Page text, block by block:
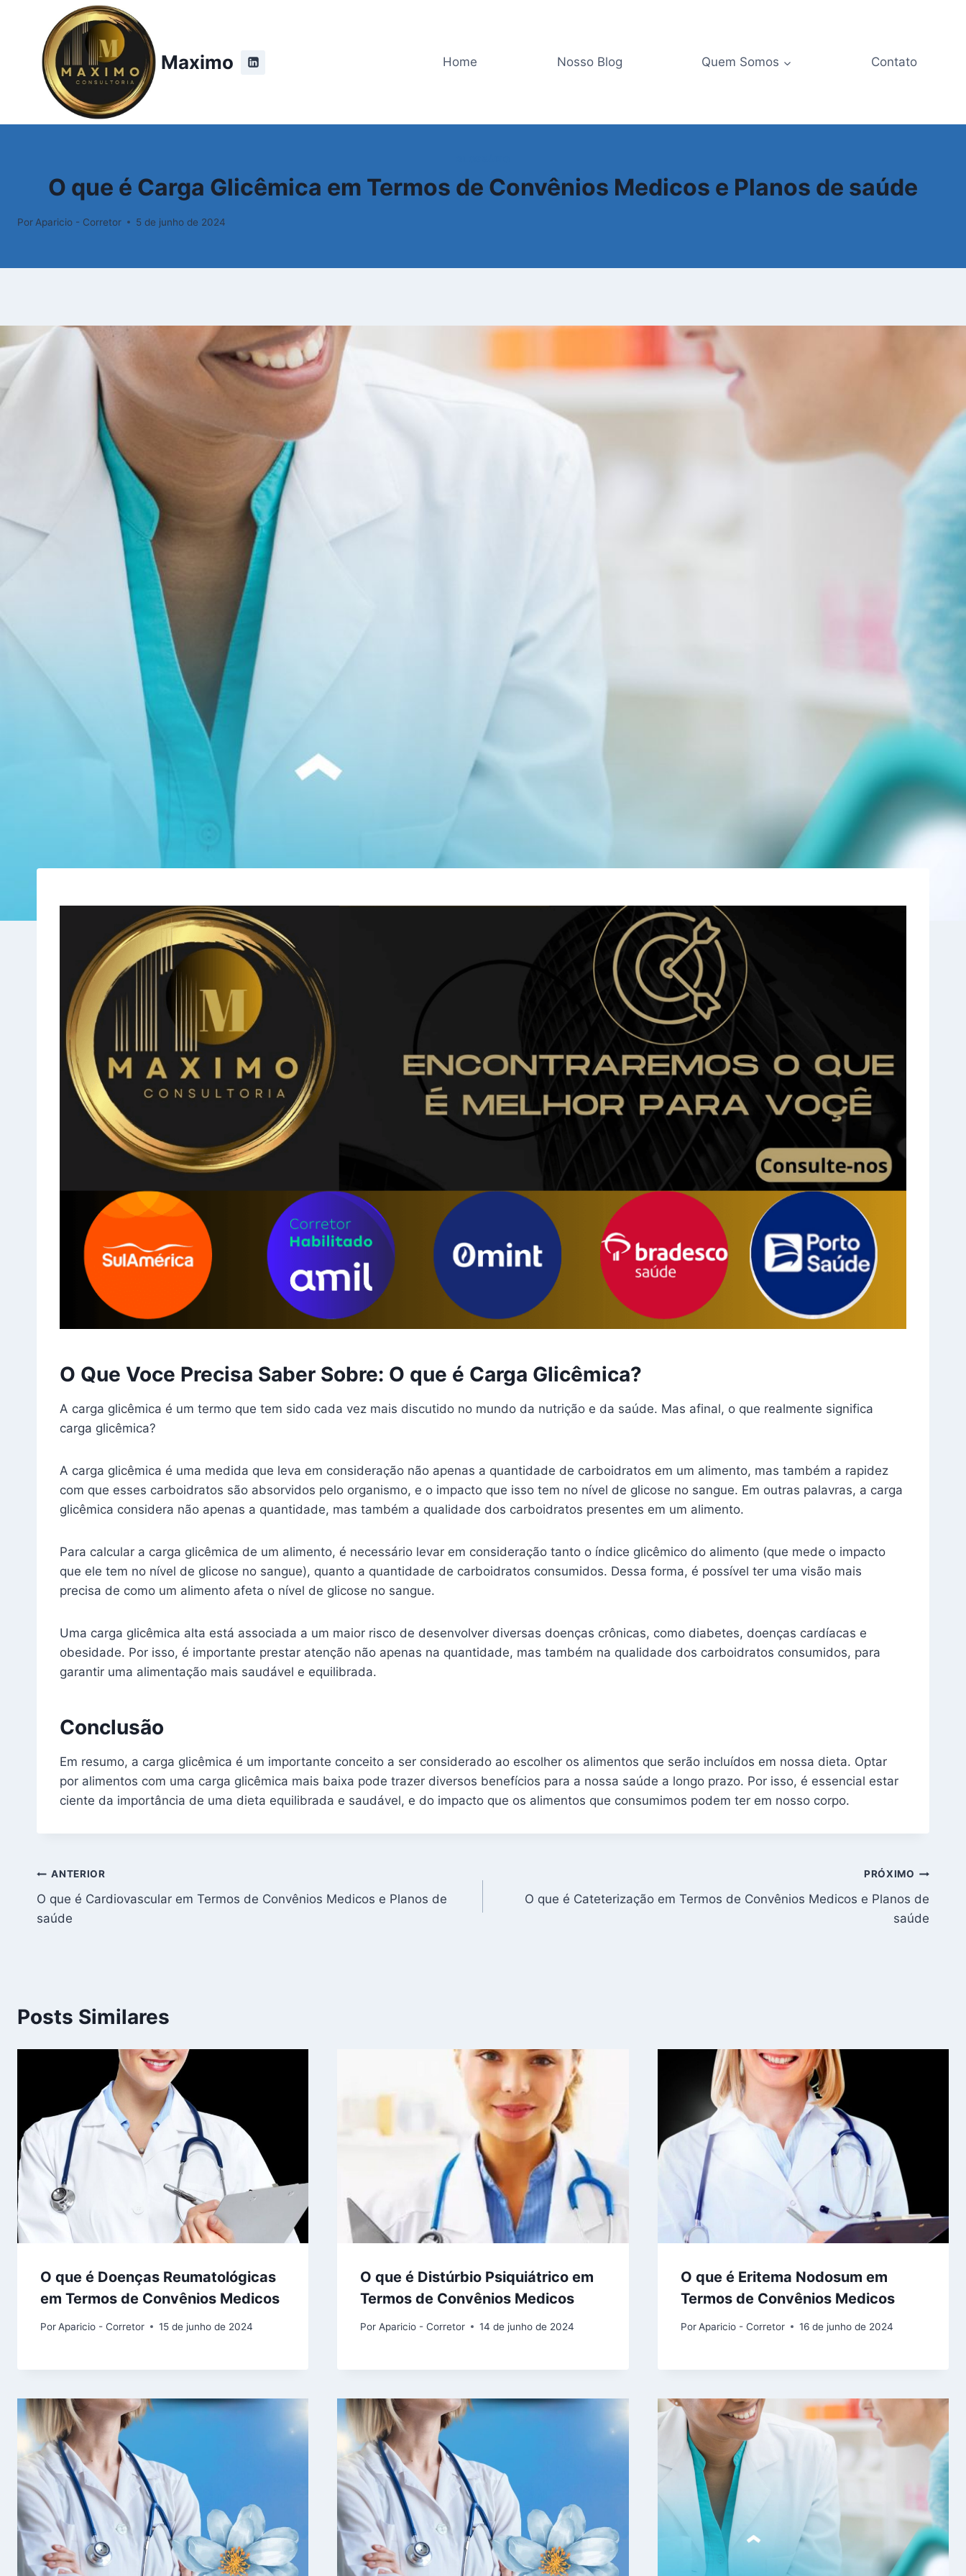
Conteúdo
Maximo Home Nosso Blog Quem Somos Contato
O que é Carga Glicêmica em Termos de Convênios Medicos e Planos de saúde
Por Aparicio - Corretor 5 de junho de 2024
O Que Voce Precisa Saber Sobre: O que é Carga Glicêmica?
A carga glicêmica é um termo que tem sido cada vez mais discutido no mundo da nutrição e da saúde. Mas afinal, o que realmente significa
carga glicêmica?
A carga glicêmica é uma medida que leva em consideração não apenas a quantidade de carboidratos em um alimento, mas também a rapidez
com que esses carboidratos são absorvidos pelo organismo, e o impacto que isso tem no nível de glicose no sangue. Em outras palavras, a carga
glicêmica considera não apenas a quantidade, mas também a qualidade dos carboidratos presentes em um alimento.
Para calcular a carga glicêmica de um alimento, é necessário levar em consideração tanto o índice glicêmico do alimento (que mede o impacto
que ele tem no nível de glicose no sangue), quanto a quantidade de carboidratos consumidos. Dessa forma, é possível ter uma visão mais
precisa de como um alimento afeta o nível de glicose no sangue.
Uma carga glicêmica alta está associada a um maior risco de desenvolver diversas doenças crônicas, como diabetes, doenças cardíacas e
obesidade. Por isso, é importante prestar atenção não apenas na quantidade, mas também na qualidade dos carboidratos consumidos, para
garantir uma alimentação mais saudável e equilibrada.
Conclusão
Em resumo, a carga glicêmica é um importante conceito a ser considerado ao escolher os alimentos que serão incluídos em nossa dieta. Optar
por alimentos com uma carga glicêmica mais baixa pode trazer diversos benefícios para a nossa saúde a longo prazo. Por isso, é essencial estar
ciente da importância de uma dieta equilibrada e saudável, e do impacto que os alimentos que consumimos podem ter em nosso corpo.
Navegação
de
ANTERIOR
O que é Cardiovascular em Termos de Convênios Medicos e Planos de
saúde
PRÓXIMO
O que é Cateterização em Termos de Convênios Medicos e Planos de
saúde
Posts Similares
O que é Doenças Reumatológicas
em Termos de Convênios Medicos
PorAparicio - Corretor 15 de junho de 2024
O que é Distúrbio Psiquiátrico em
Termos de Convênios Medicos
Por Aparicio - Corretor 14 de junho de 2024
O que é Eritema Nodosum em
Termos de Convênios Medicos
Por Aparicio - Corretor 16 de junho de 2024